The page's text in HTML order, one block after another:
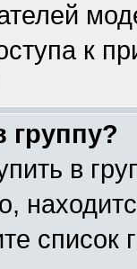
к
группу?
в
список